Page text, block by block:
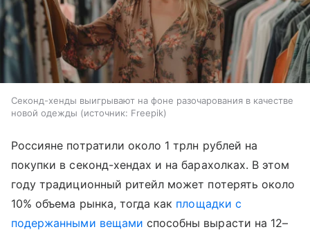
Секонд-хенды выигрывают на фоне разочарования в качестве
новой одежды
источник: Freepik
Россияне потратили около 1 трлн рублей на
покупки в секонд-хендах и на барахолках. В этом
году традиционный ритейл может потерять около
10% объема рынка, тогда как площадки с
подержанными вещами способны вырасти на 12–